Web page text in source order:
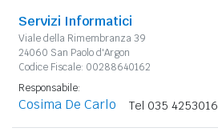
Servizi Informatici
Viale della Rimembranza 39
24060 San Paolo d'Argon
Codice Fiscale: 00288640162
Responsabile:
Cosima De Carlo Tel 035 4253016